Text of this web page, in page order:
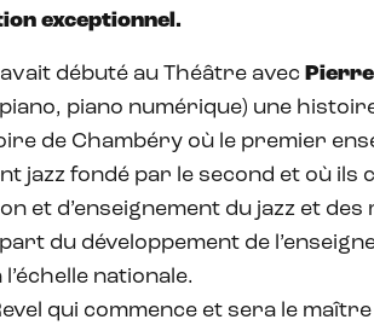
exceptionnel.
débuté au Théâtre avec
piano numérique) une
de Chambéry où le premier
jazz fondé par le second et où ils
et d’enseignement du jazz et des
du développement de
nationale.
qui commence et sera le